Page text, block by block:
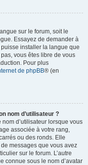
sur le forum, soit le
Essayez de demander à
installer la langue que
vous êtes libre de vous
Pour plus
de phpBB® (en
nom d’utilisateur ?
d’utilisateur lorsque vous
associée à votre rang,
ou des ronds. Elle
messages que vous avez
sur le forum. L’autre
connue sous le nom d’avatar